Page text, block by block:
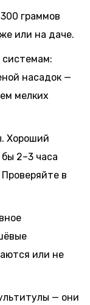
граммов
или на даче.
насадок —
мелких
Хороший
2–3 часа
в
или не
— они